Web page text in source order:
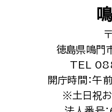
徳島県鳴門
TEL
開庁時間：
※土日祝お